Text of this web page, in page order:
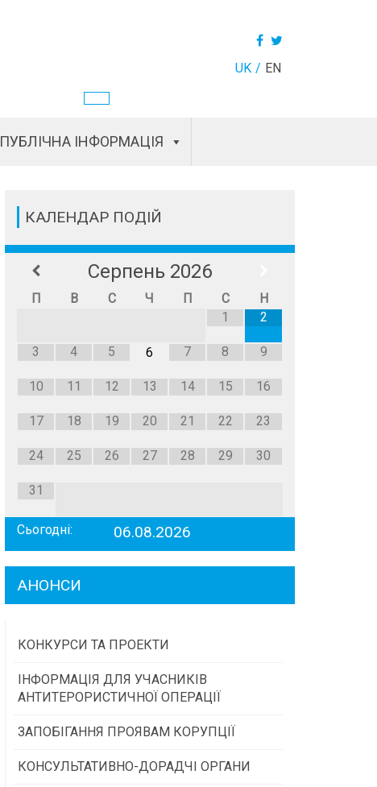
UK EN
ПУБЛІЧНА ІНФОРМАЦІЯ
КАЛЕНДАР ПОДІЙ
Серпень 2026
П В С Ч П С
Н
1
2
3 4 5 6 7 8 9
10 11 12 13 14 15 16
17 18 19 20 21 22 23
24 25 26 27 28 29 30
31
Сьогодні: 06.08.2026
АНОНСИ
КОНКУРСИ ТА ПРОЕКТИ
Конкурс проектів та програм місцевого
самоврядування
суспільства
ІНФОРМАЦІЯ ДЛЯ УЧАСНИКІВ
АНТИТЕРОРИСТИЧНОЇ ОПЕРАЦІЇ
ЗАПОБІГАННЯ ПРОЯВАМ КОРУПЦІЇ
КОНСУЛЬТАТИВНО-ДОРАДЧІ ОРГАНИ